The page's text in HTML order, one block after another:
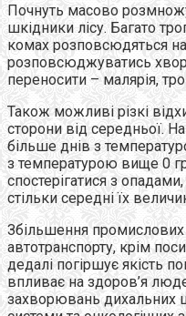
Почнуть масово
шкідники лісу. Багато
комах розповсюдяться
розповсюджуватись
переносити – малярія,
Також можливі різкі
сторони від середньої.
більше днів з
з температурою вище 0
спостерігатися з
стільки середні їх
Збільшення промислових
автотранспорту, крім
дедалі погіршує якість
впливає на здоров’я
захворювань дихальних